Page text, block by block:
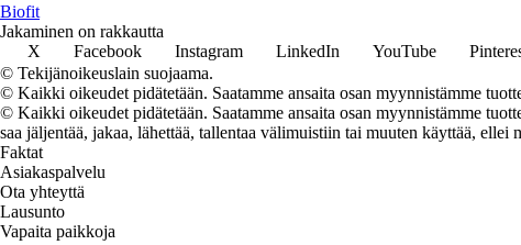
Biofit
Jakaminen on rakkautta
X
Facebook Instagram LinkedIn YouTube
© Tekijänoikeuslain suojaama.
© Kaikki oikeudet pidätetään. Saatamme ansaita osan myynnistämme
© Kaikki oikeudet pidätetään. Saatamme ansaita osan myynnistämme
saa jäljentää, jakaa, lähettää, tallentaa välimuistiin tai muuten käyttää, ellei
Faktat
Asiakaspalvelu
Ota yhteyttä
Lausunto
Vapaita paikkoja